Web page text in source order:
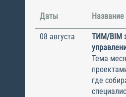
Даты
08 августа
ТИМ/BIM
Тема
где